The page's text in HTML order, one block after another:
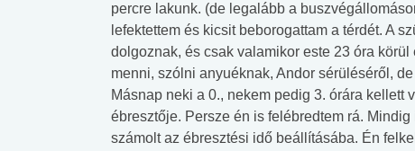
percre lakunk. (de legalább a
lefektettem és kicsit beborogattam a térdét. A
dolgoznak, és csak valamikor este 23 óra
menni, szólni anyuéknak, Andor sérüléséről,
Másnap neki a 0., nekem pedig 3. órára kellett
ébresztője. Persze én is felébredtem rá.
számolt az ébresztési idő beállításába. Én